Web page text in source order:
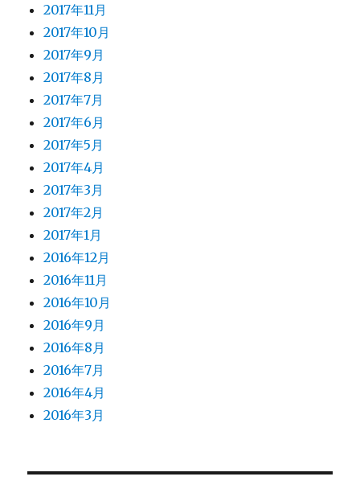
2017年11月
2017年10月
2017年9月
2017年8月
2017年7月
2017年6月
2017年5月
2017年4月
2017年3月
2017年2月
2017年1月
2016年12月
2016年11月
2016年10月
2016年9月
2016年8月
2016年7月
2016年4月
2016年3月